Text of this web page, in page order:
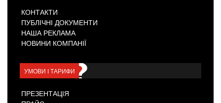
КОНТАКТИ
ПУБЛІЧНІ ДОКУМЕНТИ
НАША РЕКЛАМА
НОВИНИ КОМПАНІЇ
УМОВИ І ТАРИФИ
ПРЕЗЕНТАЦІЯ